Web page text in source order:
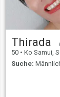
Thirada
50 • Ko Samui, Surat
Suche: